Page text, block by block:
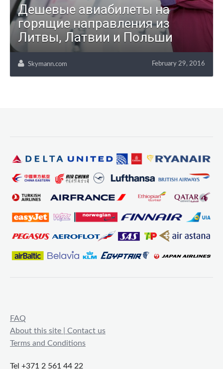
Дешевые авиабилеты на
горящие направления из
Литвы, Латвии и Польши
Skymann.com February 29, 2016
FAQ
About this site | Contact us
Terms and Conditions
Tel +371 2 561 44 22